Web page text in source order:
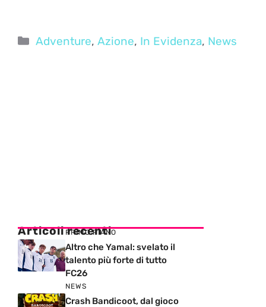
Categorie
Adventure,Azione, In Evidenza, News
Articoli recenti
PRIMO PIANO
Altro che Yamal: svelato il
talento più forte di tutto
FC26
NEWS
Crash Bandicoot, dal gioco